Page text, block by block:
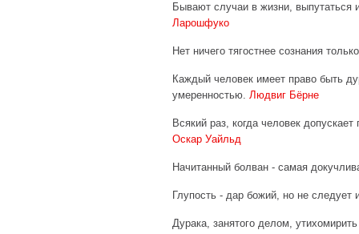
Бывают случаи в жизни, выпутаться
Ларошфуко
Нет ничего тягостнее сознания
Каждый человек имеет право быть
умеренностью. Людвиг Бёрне
Всякий раз, когда человек
Оскар Уайльд
Начитанный болван - самая
Глупость - дар божий, но не следует
Дурака, занятого делом,